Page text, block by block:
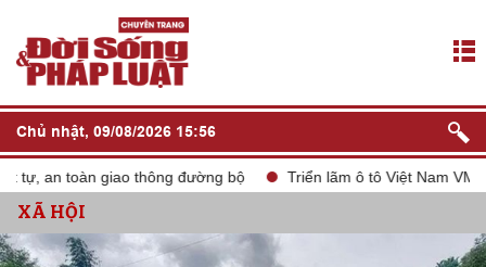
Chủ nhật, 09/08/2026 15:56
an toàn giao thông đường bộ Triển lãm ô tô Việt Nam VMS
XÃ HỘI